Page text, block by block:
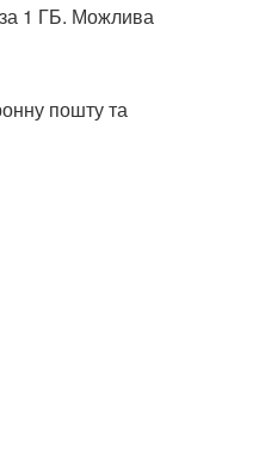
за 1 ГБ. Можлива
пошту та